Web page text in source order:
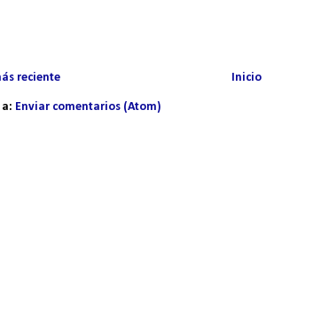
reciente Inicio
Enviar comentarios (Atom)